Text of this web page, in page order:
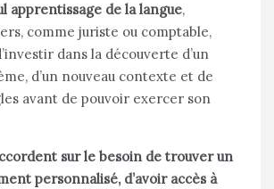
apprentissage de la langue,
comme juriste ou comptable,
dans la découverte d’un
d’un nouveau contexte et de
avant de pouvoir exercer son
sur le besoin de trouver un
personnalisé, d’avoir accès à